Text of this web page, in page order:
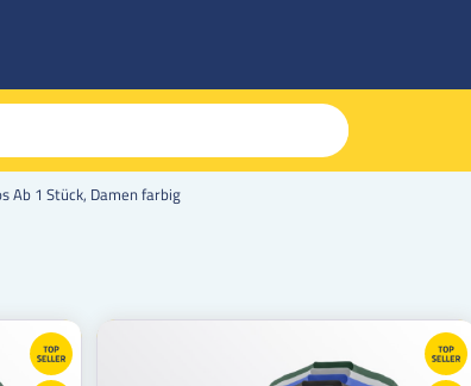
Ab 1 Stück, Damen farbig